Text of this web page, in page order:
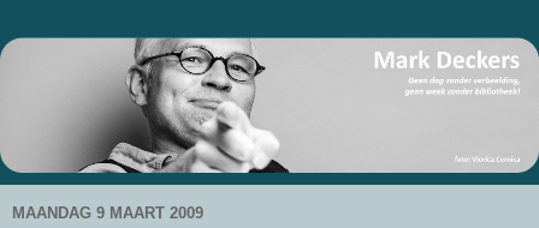
MAANDAG 9 MAART 2009